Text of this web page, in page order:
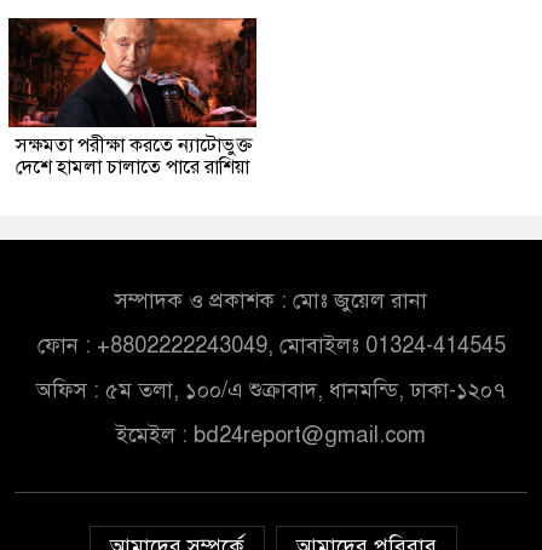
সক্ষমতা পরীক্ষা করতে ন্যাটোভুক্ত
দেশে হামলা চালাতে পারে রাশিয়া
সম্পাদক ও প্রকাশক : মোঃ জুয়েল রানা
ফোন : +8802222243049, মোবাইলঃ 01324-414545
অফিস : ৫ম তলা, ১০০/এ শুক্রাবাদ, ধানমন্ডি, ঢাকা-১২০৭
ইমেইল : bd24report@gmail.com